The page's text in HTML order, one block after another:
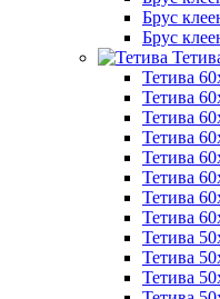
Брус
Брус
Тетива
Тетива
Тетива
Тетива
Тетива
Тетива
Тетива
Тетива
Тетива
Тетива
Тетива